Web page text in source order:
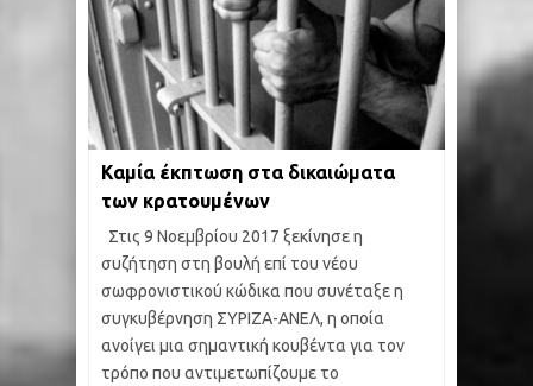
Καμία έκπτωση στα δικαιώματα
των κρατουμένων
Στις 9 Νοεμβρίου 2017 ξεκίνησε η
συζήτηση στη βουλή επί του νέου
σωφρονιστικού κώδικα που συνέταξε η
συγκυβέρνηση ΣΥΡΙΖΑ-ΑΝΕΛ, η οποία
ανοίγει μια σημαντική κουβέντα για τον
τρόπο που αντιμετωπίζουμε το